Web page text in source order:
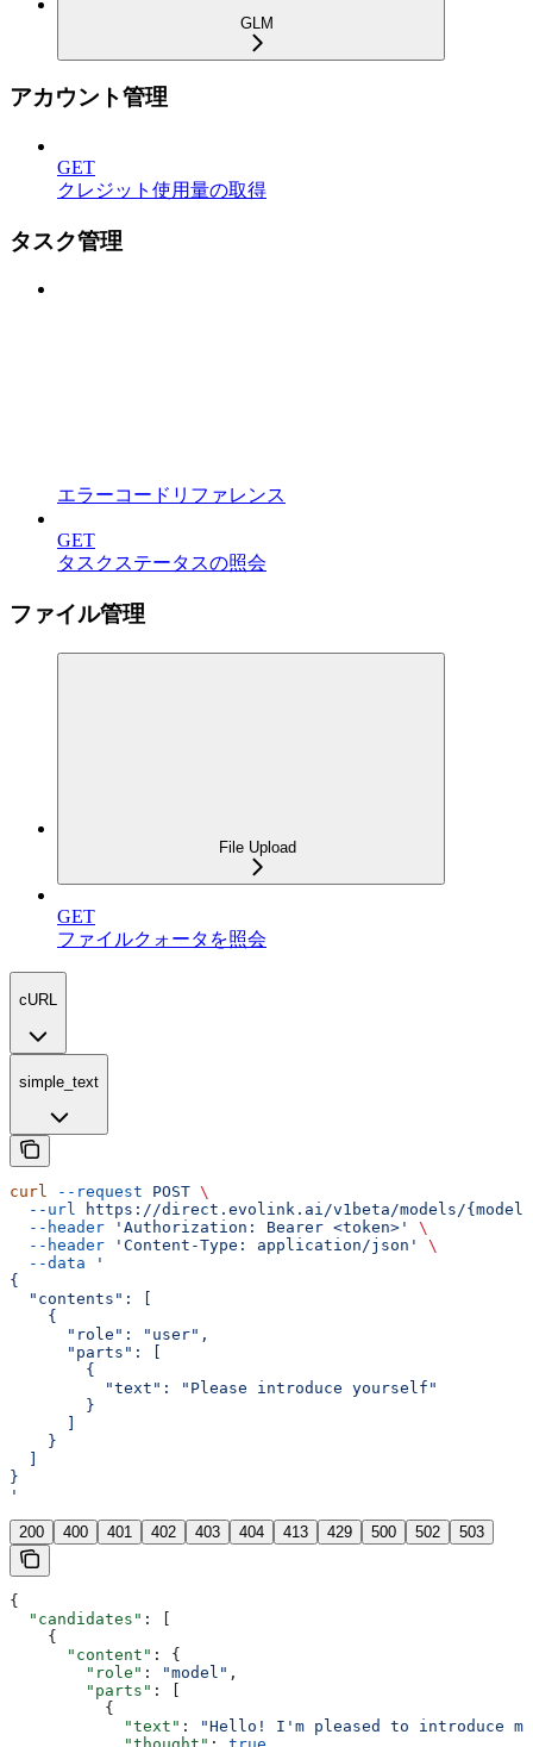
GLM
アカウント管理
GET
クレジット使用量の取得
タスク管理
エラーコードリファレンス
GET
タスクステータスの照会
ファイル管理
File Upload
GET
ファイルクォータを照会
cURL
simple_text
curl --request POST \
  --url
https://direct.evolink.ai/v1beta/models/
  --header
'Authorization: Bearer <token>'
\
  --header
'Content-Type: application/json'
\
  --data
'
{
  "contents": [
    {
      "role": "user",
      "parts": [
        {
          "text": "Please introduce yourself"
        }
    }
}
'
200 400 401 402 403 404 413 429 500 502 503
{
  "candidates"
: [
    {
      "content"
: {
        "role"
: "model" ,
        "parts"
: [
          {
            "text"
:
"Hello! I'm pleased to introduce